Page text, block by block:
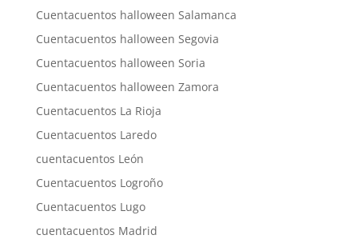
Cuentacuentos halloween Salamanca
Cuentacuentos halloween Segovia
Cuentacuentos halloween Soria
Cuentacuentos halloween Zamora
Cuentacuentos La Rioja
Cuentacuentos Laredo
cuentacuentos León
Cuentacuentos Logroño
Cuentacuentos Lugo
cuentacuentos Madrid